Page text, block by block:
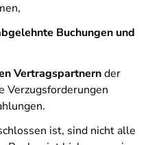
Buchungen und
Vertragspartnernder
Verzugsforderungen
ist, sind nicht alle